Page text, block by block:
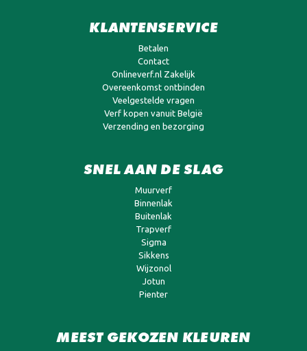
KLANTENSERVICE
Betalen
Contact
Onlineverf.nl Zakelijk
Overeenkomst ontbinden
Veelgestelde vragen
Verf kopen vanuit België
Verzending en bezorging
SNEL AAN DE SLAG
Muurverf
Binnenlak
Buitenlak
Trapverf
Sigma
Sikkens
Wijzonol
Jotun
Pienter
MEEST GEKOZEN KLEUREN